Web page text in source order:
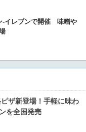
-イレブンで開催 味噌や
ザ新登場！手軽に味わ
を全国発売